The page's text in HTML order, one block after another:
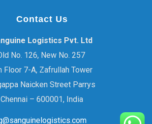
Contact Us
Logistics Pvt. Ltd
No. 126, New No. 257
Floor 7-A, Zafrullah Tower
Naicken Street Parrys
Chennai – 600001, India